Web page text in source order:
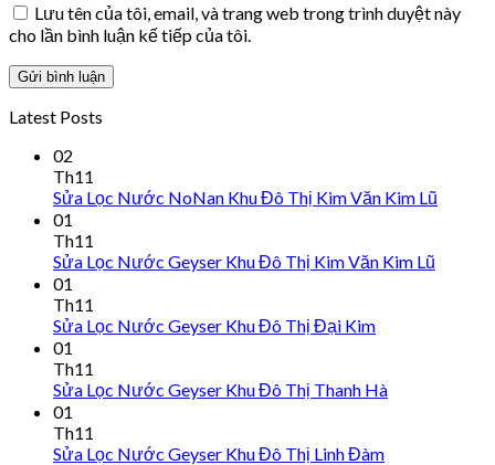
Lưu tên của tôi, email, và trang web trong trình duyệt này
cho lần bình luận kế tiếp của tôi.
Latest Posts
02
Th11
Sửa Lọc Nước NoNan Khu Đô Thị Kim Văn Kim Lũ
01
Th11
Sửa Lọc Nước Geyser Khu Đô Thị Kim Văn Kim Lũ
01
Th11
Sửa Lọc Nước Geyser Khu Đô Thị Đại Kim
01
Th11
Sửa Lọc Nước Geyser Khu Đô Thị Thanh Hà
01
Th11
Sửa Lọc Nước Geyser Khu Đô Thị Linh Đàm